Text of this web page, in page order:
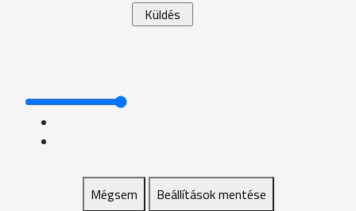
Mégsem Beállítások mentése